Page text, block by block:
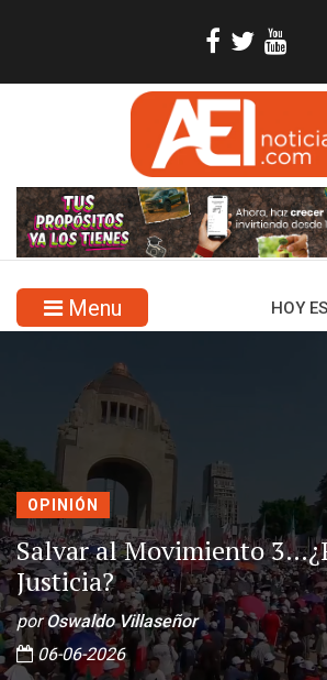
Menu HOY
OPINIÓN
Salvar al Movimiento
Justicia?
porOswaldo Villaseñor
06-06-2026